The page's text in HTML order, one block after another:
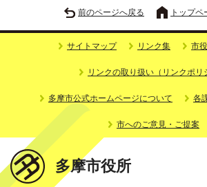
前のページへ戻る トップペ
サイトマップ リンク集 市
リンクの取り扱い（リンクポリ
多摩市公式ホームページについて 各
市へのご意見・ご提案
多摩市役所